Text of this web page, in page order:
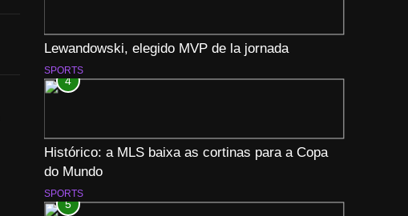
Lewandowski, elegido MVP de la jornada
SPORTS
4
Histórico: a MLS baixa as cortinas para a Copa
do Mundo
SPORTS
5